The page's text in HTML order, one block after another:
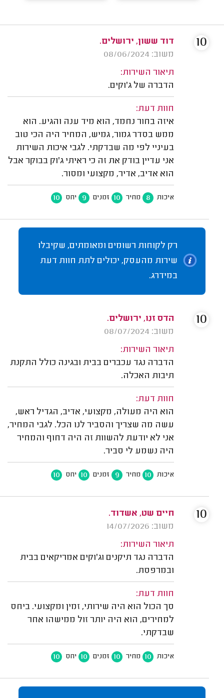
דוד ששון, ירושלים.
משוב: 08/06/2024
תיאור השירות:
הדברה של ג'וקים.
חוות דעת:
איזה בחור נחמד, הוא מיד ענה והגיע. הוא
ממש בסדר גמור, גמיש, המחיר היה הכי טוב
בעיניי לפי מה שבדקתי. לגבי איכות השירות
אני עדיין בודק את זה כי ראיתי ג'וק בבוקר אבל
הוא אדיב, אדיר, מקצועי ומסור.
איכות 8 מחיר 10 זמנים 9 יחס 10
10
רק לקוחות רשומים ומאומתים, שקיבלו
שירות מהעסק, יכולים לתת חוות דעת
במידרג.
הדס זנו, ירושלים.
משוב: 08/07/2024
תיאור השירות:
הדברה נגד עכברים בבית ובגינה כולל התקנת
תיבות האכלה.
חוות דעת:
הוא היה מעולה, מקצועי, אדיב, הגדיל ראש,
עשה מה שצריך והסביר לנו הכל. לגבי המחיר,
אני לא יודעת להשוות זה היה דחוף והמחיר
היה נשמע לי סביר.
איכות 10 מחיר 9 זמנים 10 יחס 10
10
חיים שט, אשדוד.
משוב: 14/07/2026
תיאור השירות:
הדברה נגד תיקנים וג'וקים אמריקאים בבית
ובמרפסת.
חוות דעת:
סך הכול הוא היה שירותי, זמין ומקצועי. ביחס
למחירים, הוא היה יותר זול ממישהו אחר
שבדקתי.
איכות 10 מחיר 10 זמנים 10 יחס 10
10